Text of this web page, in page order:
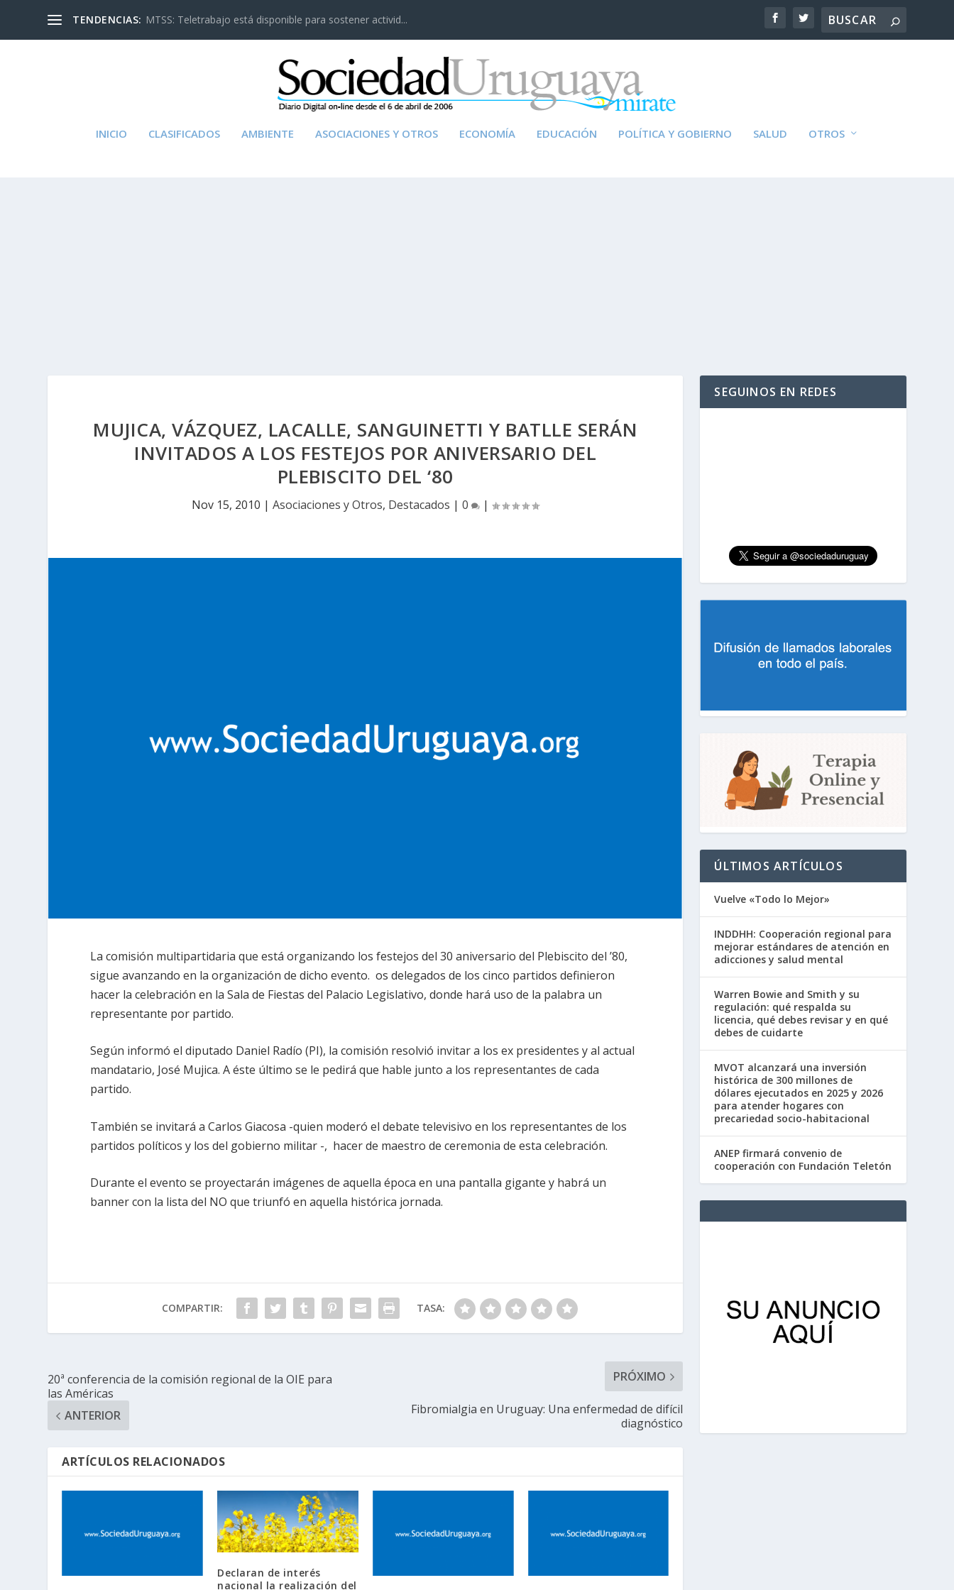
TENDENCIAS: MTSS: Teletrabajo está disponible para sostener activid...
INICIO CLASIFICADOS AMBIENTE ASOCIACIONES Y OTROS ECONOMÍA EDUCACIÓN POLÍTICA Y GOBIERNO SALUD OTROS
MUJICA, VÁZQUEZ, LACALLE, SANGUINETTI Y BATLLE SERÁN
INVITADOS A LOS FESTEJOS POR ANIVERSARIO DEL
PLEBISCITO DEL ‘80
Nov 15, 2010 |Asociaciones y Otros, Destacados |0 |
La comisión multipartidaria que está organizando los festejos del 30 aniversario del Plebiscito del ’80,
sigue avanzando en la organización de dicho evento. os delegados de los cinco partidos definieron
hacer la celebración en la Sala de Fiestas del Palacio Legislativo, donde hará uso de la palabra un
representante por partido.
Según informó el diputado Daniel Radío (PI), la comisión resolvió invitar a los ex presidentes y al actual
mandatario, José Mujica. A éste último se le pedirá que hable junto a los representantes de cada
partido.
También se invitará a Carlos Giacosa -quien moderó el debate televisivo en los representantes de los
partidos políticos y los del gobierno militar -, hacer de maestro de ceremonia de esta celebración.
Durante el evento se proyectarán imágenes de aquella época en una pantalla gigante y habrá un
banner con la lista del NO que triunfó en aquella histórica jornada.
COMPARTIR: TASA:
20ª conferencia de la comisión regional de la OIE para
las Américas
ANTERIOR
PRÓXIMO
Fibromialgia en Uruguay: Una enfermedad de difícil
diagnóstico
ARTÍCULOS RELACIONADOS
Declaran de interés
nacional la realización del
SEGUINOS EN REDES
ÚLTIMOS ARTÍCULOS
Vuelve «Todo lo Mejor»
INDDHH: Cooperación regional para
mejorar estándares de atención en
adicciones y salud mental
Warren Bowie and Smith y su
regulación: qué respalda su
licencia, qué debes revisar y en qué
debes de cuidarte
MVOT alcanzará una inversión
histórica de 300 millones de
dólares ejecutados en 2025 y 2026
para atender hogares con
precariedad socio-habitacional
ANEP firmará convenio de
cooperación con Fundación Teletón